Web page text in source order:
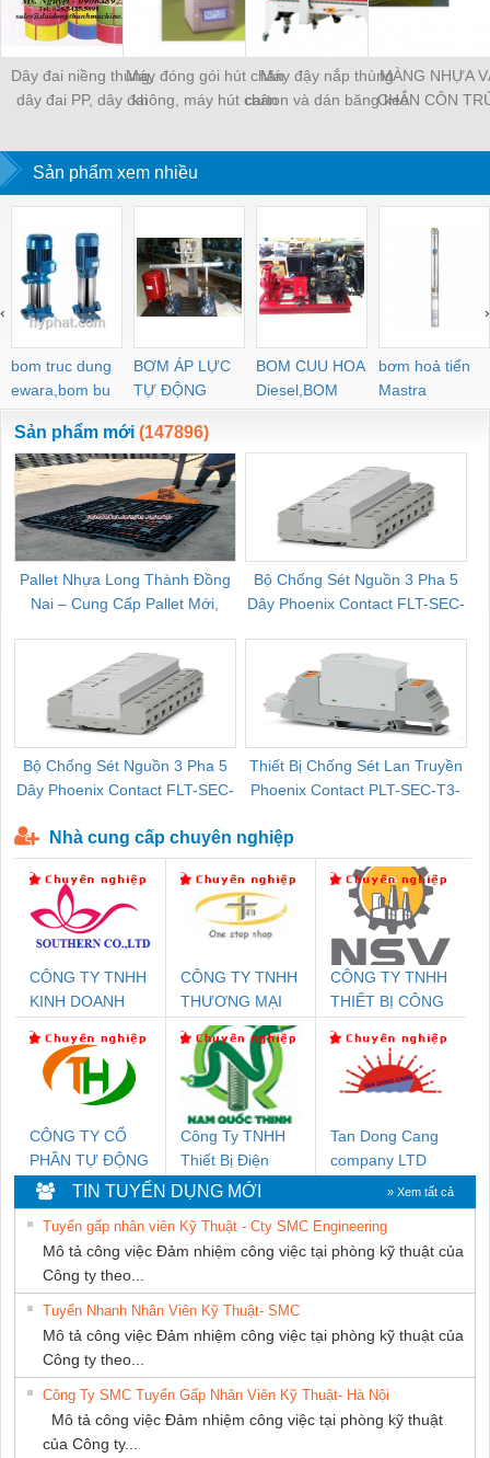
Dây đai niềng thùng,
dây đai PP, dây đai
Máy đóng gói hút chân
không, máy hút chân
Máy đậy nắp thùng
carton và dán băng keo
MÀNG NHỰA
CHẮN CÔN
KHO LẠNH,
Sản phẩm xem nhiều
bom truc dung
ewara,bom bu
ewara
BƠM ÁP LỰC
TỰ ĐỘNG
BOM CUU HOA
Diesel,BOM
CHUA CHAY
bơm hoả tiển
Mastra
‹ ›
Sản phẩm mới (147896)
Pallet Nhựa Long Thành Đồng
Nai – Cung Cấp Pallet Mới,
Bộ Chống Sét Nguồn 3 Pha 5
Dây Phoenix Contact FLT-SEC-
Bộ Chống Sét Nguồn 3 Pha 5
Dây Phoenix Contact FLT-SEC-
Thiết Bị Chống Sét Lan Truyền
Phoenix Contact PLT-SEC-T3-
Nhà cung cấp chuyên nghiệp
CÔNG TY TNHH
KINH DOANH
PHƯƠNG NAM
CÔNG TY TNHH
THƯƠNG MẠI
THIÊN ÂN VIỆT
NAM
CÔNG TY TNHH
THIẾT BỊ CÔNG
SETSUBI VIỆT
NAM
CÔNG TY CỔ
PHẦN TỰ ĐỘNG
TIẾN HƯNG
Công Ty TNHH
Thiết Bị Điện
Nam Quốc Thịnh
Tan Dong Cang
company LTD
TIN TUYỂN DỤNG MỚI » Xem tất cả
Tuyển gấp nhân viên Kỹ Thuật - Cty SMC Engineering
Mô tả công việc Đảm nhiệm công việc tại phòng kỹ thuật của
Công ty theo...
Tuyển Nhanh Nhân Viên Kỹ Thuật- SMC
Mô tả công việc Đảm nhiệm công việc tại phòng kỹ thuật của
Công ty theo...
Công Ty SMC Tuyển Gấp Nhân Viên Kỹ Thuật- Hà Nội
Mô tả công việc Đảm nhiệm công việc tại phòng kỹ thuật
của Công ty...